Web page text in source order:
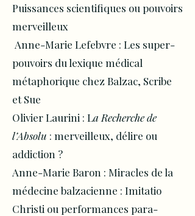
Puissances scientifiques ou pouvoirs
merveilleux
Anne-Marie Lefebvre : Les super-
pouvoirs du lexique médical
métaphorique chez Balzac, Scribe
et Sue
Olivier Laurini : La Recherche de
l’Absolu : merveilleux, délire ou
addiction ?
Anne-Marie Baron : Miracles de la
médecine balzacienne : Imitatio
Christi ou performances para-